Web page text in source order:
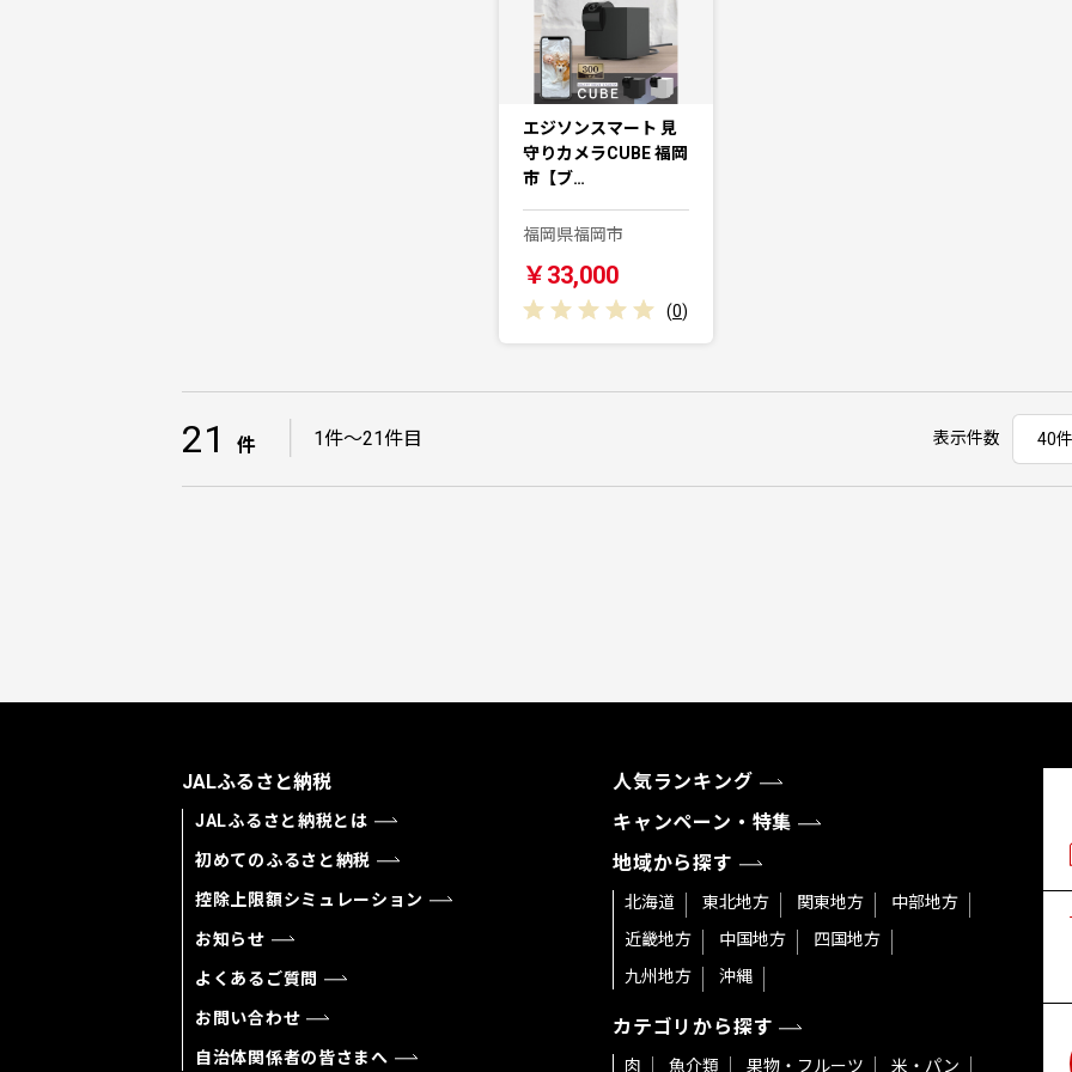
エジソンスマート 見
守りカメラCUBE 福岡
市【ブ…
福岡県福岡市
￥33,000
(0)
21 件 1件～21件目 表示件数
JALふるさと納税
JALふるさと納税とは
初めてのふるさと納税
控除上限額シミュレーション
お知らせ
よくあるご質問
お問い合わせ
自治体関係者の皆さまへ
人気ランキング
キャンペーン・特集
地域から探す
北海道 東北地方 関東地方
中部地方
近畿地方
中国地方
四国地方
九州地方
沖縄
カテゴリから探す
肉 魚介類 果物・フルーツ 米・パン